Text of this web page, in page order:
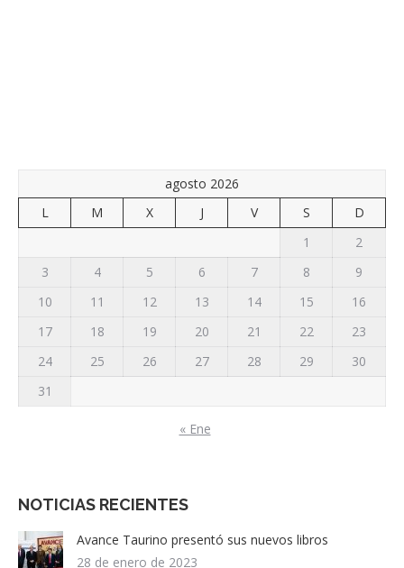
agosto 2026
L
M X J V S
D
1
2
3
4 5 6 7 8
9
10
11 12 13 14 15
16
17
18 19 20 21 22
23
24
25 26 27 28 29
30
31
« Ene
NOTICIAS RECIENTES
Avance Taurino presentó sus nuevos libros
28 de enero de 2023